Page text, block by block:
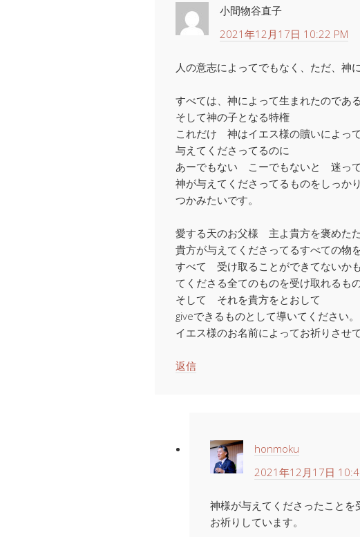
小間物谷直子
2021年12月17日 10:22 PM
人の意志によってでもなく、ただ、神
すべては、神によって生まれたのである
そして神の子となる特権
これだけ 神はイエス様の贖いによって
与えてくださってるのに
あーでもない こーでもないと 迷っ
神が与えてくださってるものをしっか
つかみたいです。
愛する天のお父様 主よ貴方を褒めた
貴方が与えてくださってるすべての物
すべて 受け取ることができてないか
てくださる全てのものを受け取れるも
そして それを貴方をとおして
giveできるものとして導いてください。
イエス様のお名前によってお祈りさせ
返信
honmoku
2021年12月17日
神様が与えてくださったことを
お祈りしています。